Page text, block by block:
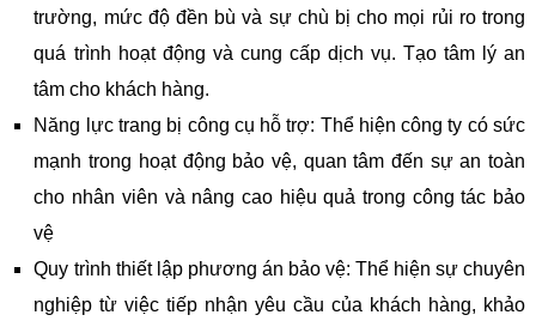
trường, mức độ đền bù và sự chù bị cho mọi rủi ro trong
quá trình hoạt động và cung cấp dịch vụ. Tạo tâm lý an
tâm cho khách hàng.
Năng lực trang bị công cụ hỗ trợ: Thể hiện công ty có sức
mạnh trong hoạt động bảo vệ, quan tâm đến sự an toàn
cho nhân viên và nâng cao hiệu quả trong công tác bảo
vệ
Quy trình thiết lập phương án bảo vệ: Thể hiện sự chuyên
nghiệp từ việc tiếp nhận yêu cầu của khách hàng, khảo